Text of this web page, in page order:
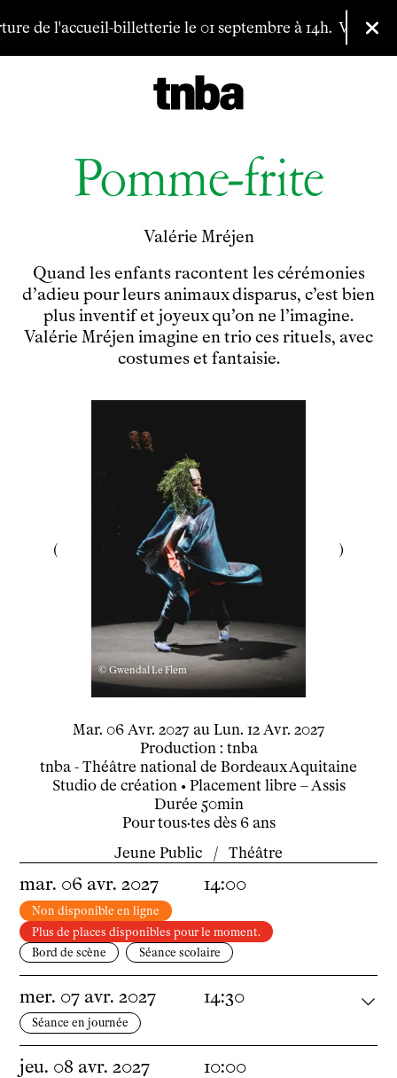
l'accueil-billetterie le 01 septembre à 14h.Vous pouvez
Pomme-frite
Valérie Mréjen
Quand les enfants racontent les cérémonies
d’adieu pour leurs animaux disparus, c’est bien
plus inventif et joyeux qu’on ne l’imagine.
Valérie Mréjen imagine en trio ces rituels, avec
costumes et fantaisie.
© Gwendal Le Flem
du
mardi
Mar. 06 avril
Avr. 2027 au au
lundi
Lun. 12 avril
Avr. 2027
Production : tnba
tnba - Théâtre national de Bordeaux Aquitaine
Studio de création• Placement libre – Assis
Durée 50min
Pour tous·tes dès 6 ans
Jeune Public
/ Théâtre
mar. 06 avr. 2027 14:00
Non disponible en ligne
Plus de places disponibles pour le moment.
Bord de scène
Séance scolaire
mer. 07 avr. 2027 14:30
Séance en journée
jeu. 08 avr. 2027 10:00
Billetterie
Programmation
Archives
Créations deFanny de Chaillé
Productions déléguées
Coproductions
Ensemble
Participer
Venir en groupe
Découvrir
Le théâtre
tnba, centre dramatique national
Artiste directrice
Artistes associé·es
Équipe
Salles
Librairie
L'école
Formation supérieure
Les Promotions
Classe Égalité
Stages de théâtre gratuits
Soutenir l'école
Partenaires
Infos pratiques
Horaires et contacts
Tarifs, cartes et pass
Bar / La Petite Sœur